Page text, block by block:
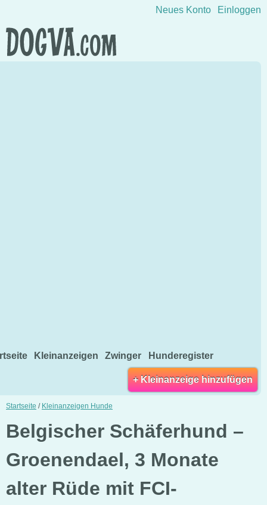
Direkt zum Inhalt wechseln
Neues Konto Einloggen
Kleinanzeigen Zwinger Hunderegister
+ Kleinanzeige hinzufügen
Startseite / Kleinanzeigen Hunde
Belgischer Schäferhund –
Groenendael, 3 Monate
alter Rüde mit FCI-